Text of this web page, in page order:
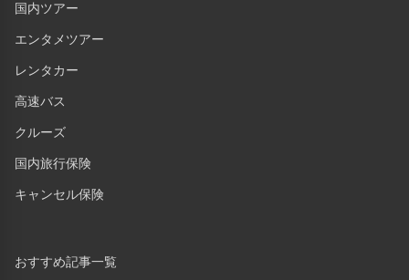
国内ツアー
エンタメツアー
レンタカー
高速バス
クルーズ
国内旅行保険
キャンセル保険
おすすめ記事一覧